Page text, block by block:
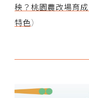
秧？桃園農改場育
特色）